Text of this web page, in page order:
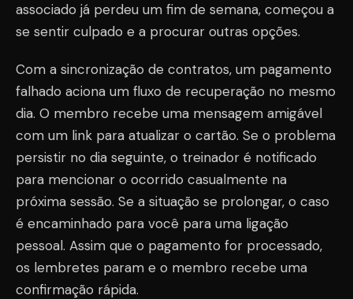
associado já perdeu um fim de semana, começou a
se sentir culpado e a procurar outras opções.
Com a sincronização de contratos, um pagamento
falhado aciona um fluxo de recuperação no mesmo
dia. O membro recebe uma mensagem amigável
com um link para atualizar o cartão. Se o problema
persistir no dia seguinte, o treinador é notificado
para mencionar o ocorrido casualmente na
próxima sessão. Se a situação se prolongar, o caso
é encaminhado para você para uma ligação
pessoal. Assim que o pagamento for processado,
os lembretes param e o membro recebe uma
confirmação rápida.